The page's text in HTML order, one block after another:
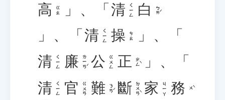
高 ㄍㄠ 」、「 清 ㄑㄧㄥ 白 ㄅㄞˊ
」、「 清 ㄑㄧㄥ 操 ㄘㄠ
」、「
清 ㄑㄧㄥ 廉 ㄌㄧㄢˊ 公 ㄍㄨㄥ 正 ㄓㄥˋ
」、「
清 ㄑㄧㄥ 官 ㄍㄨㄢ 難 ㄋㄢˊ 斷 ㄉㄨㄢˋ 家 ㄐㄧㄚ 務 ㄨˋ